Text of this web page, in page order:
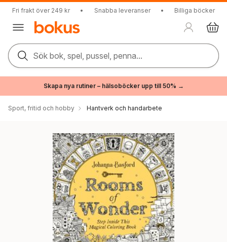
Fri frakt över 249 kr • Snabba leveranser • Billiga böcker
Sök bok, spel, pussel, penna...
Skapa nya rutiner – hälsoböcker upp till 50% →
Sport, fritid och hobby Hantverk och handarbete